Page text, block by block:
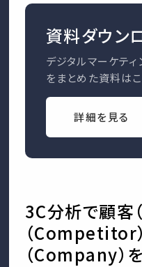
資料ダウン
デジタルマーケティ
をまとめた資料は
詳細を見る
3C分析で顧客
（Competitor
（Company）